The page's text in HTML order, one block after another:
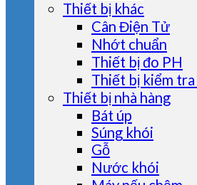
Thiết bị khác
Cân Điện Tử
Nhớt chuẩn
Thiết bị đo PH
Thiết bị kiểm
Thiết bị nhà hàng
Bát úp
Súng khói
Gỗ
Nước khói